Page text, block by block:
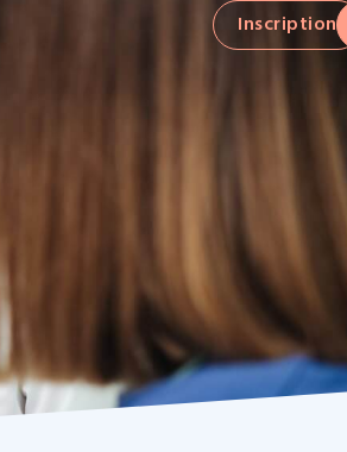
Inscription